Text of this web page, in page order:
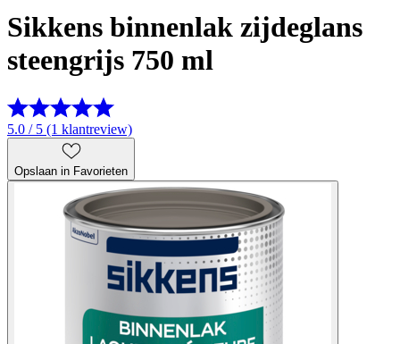
Sikkens binnenlak zijdeglans
steengrijs 750 ml
5.0 / 5 (1 klantreview)
Opslaan in Favorieten